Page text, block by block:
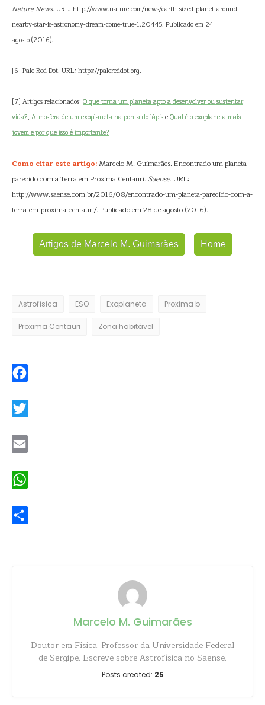
Nature News. URL: http://www.nature.com/news/earth-sized-planet-around-
nearby-star-is-astronomy-dream-come-true-1.20445. Publicado em 24
agosto (2016).
[6] Pale Red Dot. URL: https://palereddot.org.
[7] Artigos relacionados: O que torna um planeta apto a desenvolver ou sustentar
vida?,Atmosfera de um exoplaneta na ponta do lápiseQual é o exoplaneta mais
jovem e por que isso é importante?
Como citar este artigo:Marcelo M. Guimarães. Encontrado um planeta
parecido com a Terra em Proxima Centauri. Saense. URL:
http://www.saense.com.br/2016/08/encontrado-um-planeta-parecido-com-a-
terra-em-proxima-centauri/. Publicado em 28 de agosto (2016).
Artigos de Marcelo M. Guimarães Home
Astrofísica ESO Exoplaneta Proxima b
Proxima Centauri Zona habitável
Marcelo M. Guimarães
Doutor em Física. Professor da Universidade Federal
de Sergipe. Escreve sobre Astrofísica no Saense.
Posts created: 25